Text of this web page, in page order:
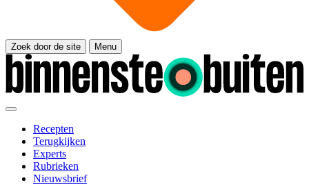
Zoek door de site Menu
Recepten
Terugkijken
Experts
Rubrieken
Nieuwsbrief